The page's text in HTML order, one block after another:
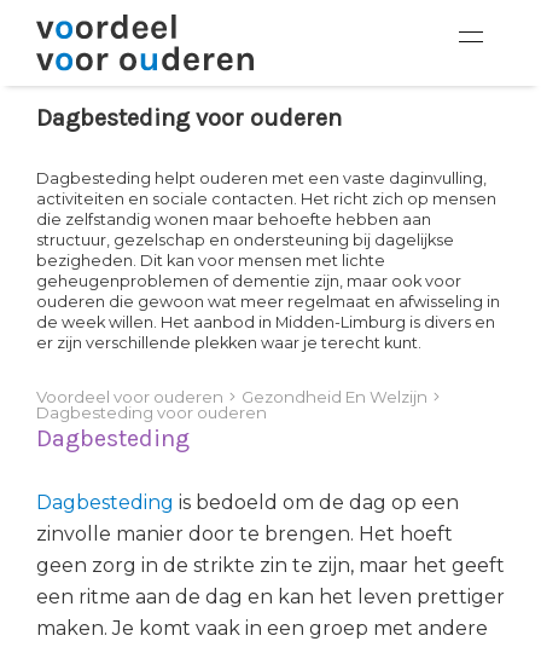
Dagbesteding voor ouderen
Dagbesteding helpt ouderen met een vaste daginvulling,
activiteiten en sociale contacten. Het richt zich op mensen
die zelfstandig wonen maar behoefte hebben aan
structuur, gezelschap en ondersteuning bij dagelijkse
bezigheden. Dit kan voor mensen met lichte
geheugenproblemen of dementie zijn, maar ook voor
ouderen die gewoon wat meer regelmaat en afwisseling in
de week willen. Het aanbod in Midden-Limburg is divers en
er zijn verschillende plekken waar je terecht kunt.
Voordeel voor ouderen
Gezondheid En Welzijn
Dagbesteding voor ouderen
Dagbesteding
Dagbesteding is bedoeld om de dag op een
zinvolle manier door te brengen. Het hoeft
geen zorg in de strikte zin te zijn, maar het geeft
een ritme aan de dag en kan het leven prettiger
maken. Je komt vaak in een groep met andere